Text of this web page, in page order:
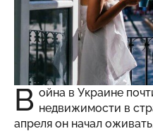
В ойна в Украине
недвижимости в
апреля он начал